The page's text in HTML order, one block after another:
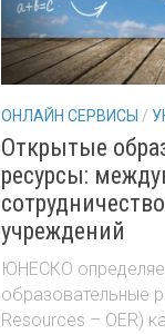
ОНЛАЙН СЕРВИСЫ /
Открытые
ресурсы:
учреждений
ЮНЕСКО
образовательные
Resources – OER)